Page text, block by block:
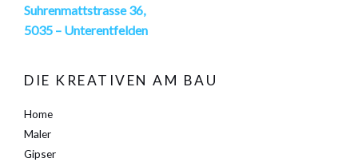
Suhrenmattstrasse 36,
5035 – Unterentfelden
DIE KREATIVEN AM BAU
Home
Maler
Gipser